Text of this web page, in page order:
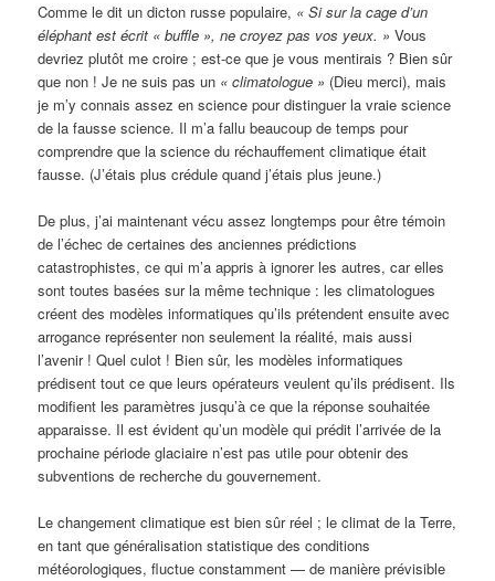
Comme le dit un dicton russe populaire, « Si sur la cage d’un
éléphant est écrit « buffle », ne croyez pas vos yeux. » Vous
devriez plutôt me croire ; est-ce que je vous mentirais ? Bien sûr
que non ! Je ne suis pas un « climatologue » (Dieu merci), mais
je m’y connais assez en science pour distinguer la vraie science
de la fausse science. Il m’a fallu beaucoup de temps pour
comprendre que la science du réchauffement climatique était
fausse. (J’étais plus crédule quand j’étais plus jeune.)
De plus, j’ai maintenant vécu assez longtemps pour être témoin
de l’échec de certaines des anciennes prédictions
catastrophistes, ce qui m’a appris à ignorer les autres, car elles
sont toutes basées sur la même technique : les climatologues
créent des modèles informatiques qu’ils prétendent ensuite avec
arrogance représenter non seulement la réalité, mais aussi
l’avenir ! Quel culot ! Bien sûr, les modèles informatiques
prédisent tout ce que leurs opérateurs veulent qu’ils prédisent. Ils
modifient les paramètres jusqu’à ce que la réponse souhaitée
apparaisse. Il est évident qu’un modèle qui prédit l’arrivée de la
prochaine période glaciaire n’est pas utile pour obtenir des
subventions de recherche du gouvernement.
Le changement climatique est bien sûr réel ; le climat de la Terre,
en tant que généralisation statistique des conditions
météorologiques, fluctue constamment — de manière prévisible